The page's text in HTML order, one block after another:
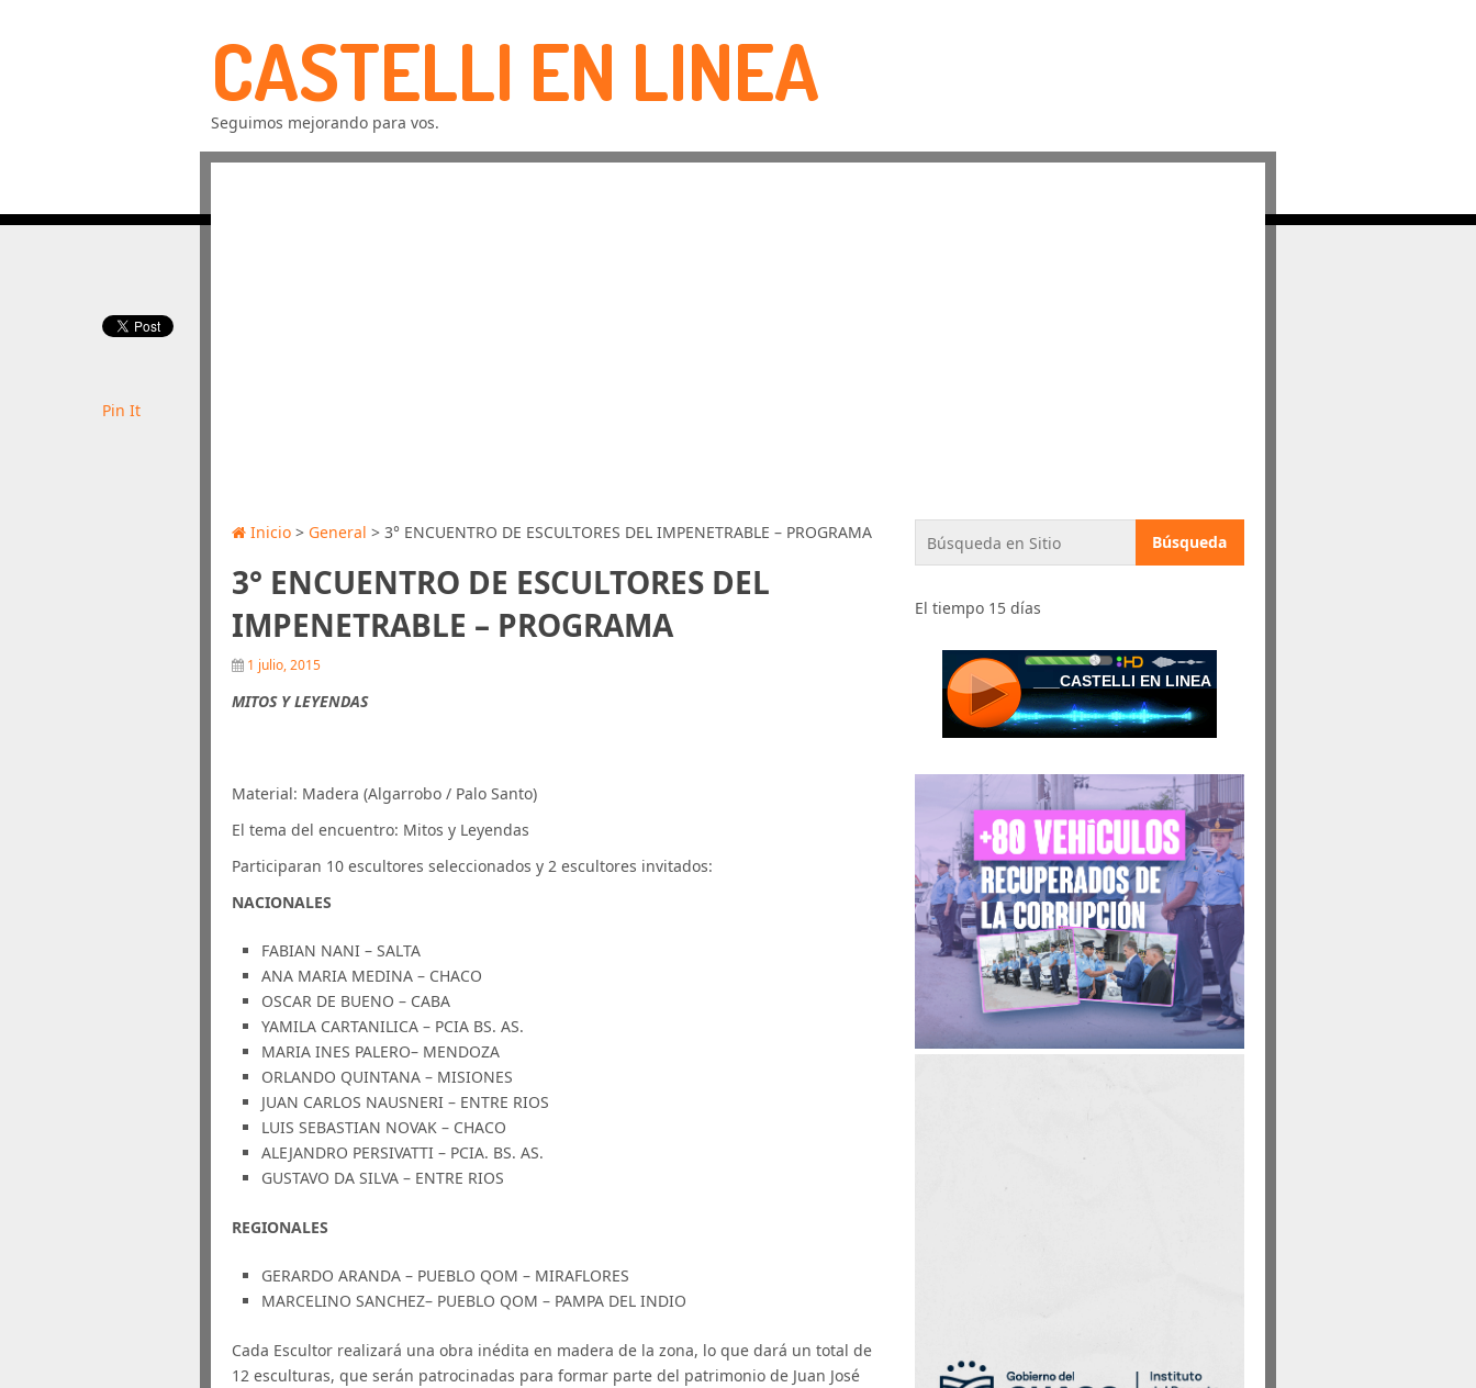
CASTELLI EN LINEA
Seguimos mejorando para vos.
Inicio > General > 3° ENCUENTRO DE ESCULTORES DEL IMPENETRABLE – PROGRAMA
3° ENCUENTRO DE ESCULTORES DEL
IMPENETRABLE – PROGRAMA
1 julio, 2015
MITOS Y LEYENDAS
Material: Madera (Algarrobo / Palo Santo)
El tema del encuentro: Mitos y Leyendas
Participaran 10 escultores seleccionados y 2 escultores invitados:
NACIONALES
FABIAN NANI – SALTA
ANA MARIA MEDINA – CHACO
OSCAR DE BUENO – CABA
YAMILA CARTANILICA – PCIA BS. AS.
MARIA INES PALERO– MENDOZA
ORLANDO QUINTANA – MISIONES
JUAN CARLOS NAUSNERI – ENTRE RIOS
LUIS SEBASTIAN NOVAK – CHACO
ALEJANDRO PERSIVATTI – PCIA. BS. AS.
GUSTAVO DA SILVA – ENTRE RIOS
REGIONALES
GERARDO ARANDA – PUEBLO QOM – MIRAFLORES
MARCELINO SANCHEZ– PUEBLO QOM – PAMPA DEL INDIO
Cada Escultor realizará una obra inédita en madera de la zona, lo que dará un total de
12 esculturas, que serán patrocinadas para formar parte del patrimonio de Juan José
Pin It
El tiempo 15 días